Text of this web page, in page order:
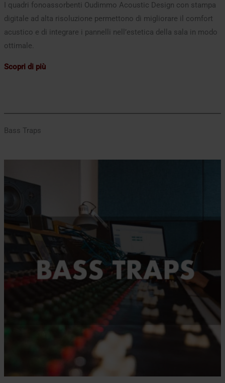
I quadri fonoassorbenti Oudimmo Acoustic Design con stampa
digitale ad alta risoluzione permettono di migliorare il comfort
acustico e di integrare i pannelli nell’estetica della sala in modo
ottimale.
Scopri di più
Bass Traps